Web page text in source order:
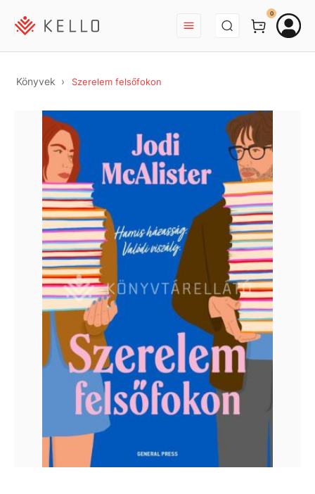
BEJELENTKEZÉS
0
Könyvek Szerelem felsőfokon